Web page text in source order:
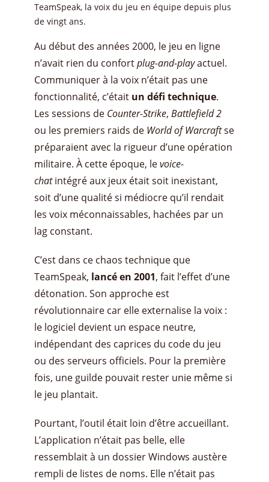
TeamSpeak, la voix du jeu en équipe depuis plus
de vingt ans.
Au début des années 2000, le jeu en ligne
n’avait rien du confortplug-and-playactuel.
Communiquer à la voix n’était pas une
fonctionnalité, c’était un défi technique.
Les sessions de Counter-Strike, Battlefield 2
ou les premiers raids de World of Warcraftse
préparaient avec la rigueur d’une opération
militaire. À cette époque, levoice-
chatintégré aux jeux était soit inexistant,
soit d’une qualité si médiocre qu’il rendait
les voix méconnaissables, hachées par un
lag constant.
C’est dans ce chaos technique que
TeamSpeak, lancé en 2001, fait l’effet d’une
détonation. Son approche est
révolutionnaire car elle externalise la voix :
le logiciel devient un espace neutre,
indépendant des caprices du code du jeu
ou des serveurs officiels. Pour la première
fois, une guilde pouvait rester unie même si
le jeu plantait.
Pourtant, l’outil était loin d’être accueillant.
L’application n’était pas belle, elle
ressemblait à un dossier Windows austère
rempli de listes de noms. Elle n’était pas